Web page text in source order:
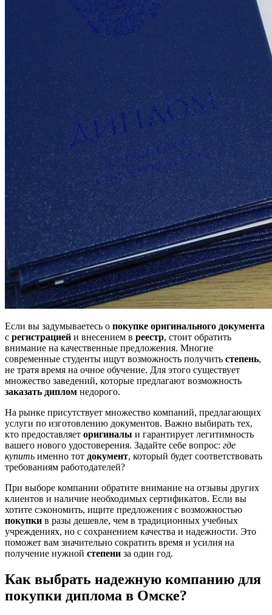
Если вы задумываетесь о покупке оригинального документа
с регистрацией и внесением в реестр, стоит обратить
внимание на качественные предложения. Многие
современные студенты ищут возможность получить степень,
не тратя время на очное обучение. Для этого существует
множество заведений, которые предлагают возможность
заказать диплом недорого.
На рынке присутствует множество компаний, предлагающих
услуги по изготовлению документов. Важно выбирать тех,
кто предоставляет оригиналы и гарантирует легитимность
вашего нового удостоверения. Задайте себе вопрос: где
купить именно тот документ, который будет соответствовать
требованиям работодателей?
При выборе компании обратите внимание на отзывы других
клиентов и наличие необходимых сертификатов. Если вы
хотите сэкономить, ищите предложения с возможностью
покупки в разы дешевле, чем в традиционных учебных
учреждениях, но с сохранением качества и надежности. Это
поможет вам значительно сократить время и усилия на
получение нужной степени за один год.
Как выбрать надежную компанию для
покупки диплома в Омске?